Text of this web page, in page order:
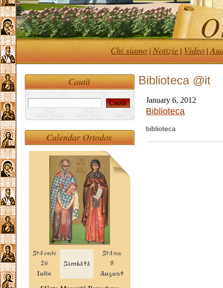
Chi siamo |Notizie | Video |
Biblioteca @it
January 6, 2012
Biblioteca
biblioteca
Caută
Calendar Ortodox